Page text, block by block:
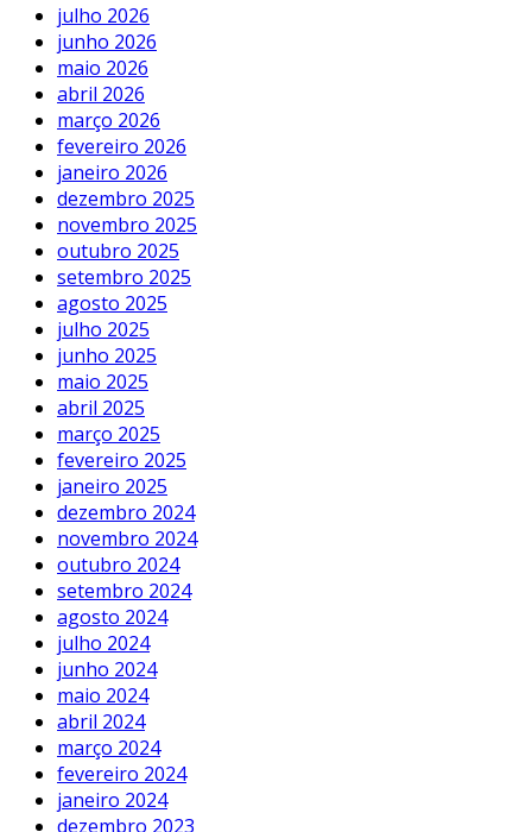
julho 2026
junho 2026
maio 2026
abril 2026
março 2026
fevereiro 2026
janeiro 2026
dezembro 2025
novembro 2025
outubro 2025
setembro 2025
agosto 2025
julho 2025
junho 2025
maio 2025
abril 2025
março 2025
fevereiro 2025
janeiro 2025
dezembro 2024
novembro 2024
outubro 2024
setembro 2024
agosto 2024
julho 2024
junho 2024
maio 2024
abril 2024
março 2024
fevereiro 2024
janeiro 2024
dezembro 2023